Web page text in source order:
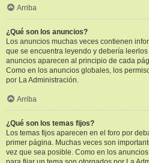
Arriba
¿Qué son los anuncios?
Los anuncios muchas veces contienen
que se encuentra leyendo y debería
anuncios aparecen al principio de cada
Como en los anuncios globales, los
por La Administración.
Arriba
¿Qué son los temas fijos?
Los temas fijos aparecen en el foro por
primer página. Muchas veces son
vez que sea posible. Como en los